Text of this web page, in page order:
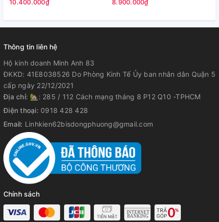
10.400.000₫ 8.900.000₫
Thông tin liên hệ
Hộ kinh doanh Minh Anh 83
ĐKKD: 41E8038526 Do Phòng Kinh Tế Ủy ban nhân dân Quận 5
cấp ngày 22/12/2021
Địa chỉ: 🏡: 285 / 112 Cách mạng tháng 8 P12 Q10 -TPHCM
Điện thoại: 0918 428 428
Email: Linhkien62bisdongphuong@gmail.com
Chính sách